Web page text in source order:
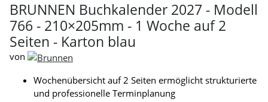
BRUNNEN Buchkalender 2027 - Modell
766 - 210×205mm - 1 Woche auf 2
Seiten - Karton blau
von
Wochenübersicht auf 2 Seiten ermöglicht strukturierte
und professionelle Terminplanung